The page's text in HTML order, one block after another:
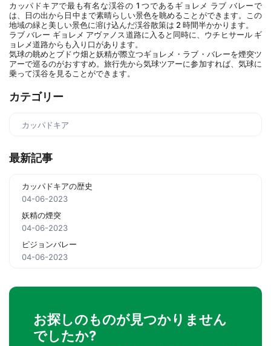
カッパドキアで最も有名な渓谷の 1 つであるギョレメ ラブ バレーで
は、日の出から日中まで素晴らしい景色を眺めることができます。この
地域の緑と美しい景色に溶け込んだ渓谷散策は 2 時間半かかります。
ラブ バレー ギョレメ アヴァノス道路に入ると同時に、ウチヒサール ギ
ョレメ道路からも入り口があります。
気球の眺めとブドウ畑と妖精が際立つギョレメ・ラブ・バレーを煙突ツ
アーで巡るのがおすすめ。旅行先から気球ツアーに参加すれば、気球に
乗って渓谷を見ることができます。
カテゴリー
カッパドキア
最新記事
カッパドキアの歴史
04-06-2023
妖精の煙突
04-06-2023
ピジョンバレー
04-06-2023
お探しのものが見つかりません
でしたか?